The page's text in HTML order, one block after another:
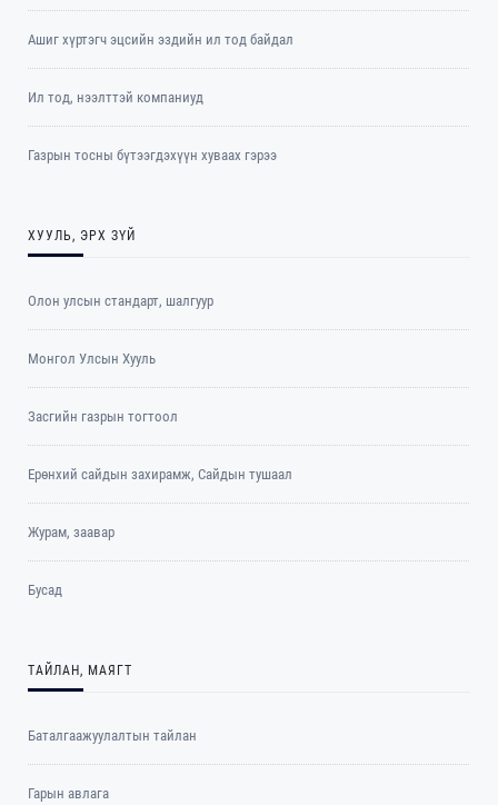
Ашиг хүртэгч эцсийн эздийн ил тод байдал
Ил тод, нээлттэй компаниуд
Газрын тосны бүтээгдэхүүн хуваах гэрээ
ХУУЛЬ, ЭРХ ЗҮЙ
Олон улсын стандарт, шалгуур
Монгол Улсын Хууль
Засгийн газрын тогтоол
Ерөнхий сайдын захирамж, Сайдын тушаал
Журам, заавар
Бусад
ТАЙЛАН, МАЯГТ
Баталгаажуулалтын тайлан
Гарын авлага